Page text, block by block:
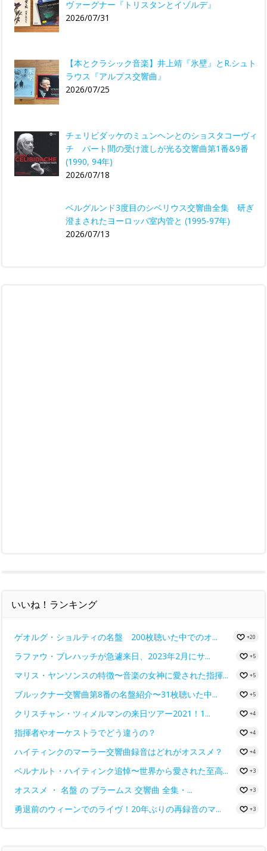
ヴァーグナー『トリスタンとイゾルデ』
2026/07/31
【本とクラシック音楽】井上靖『氷壁』とR.シュト
ラウス『アルプス交響曲』
2026/07/25
チェリビダッケのミュンヘンとのショスタコーヴィ
チ パート間の受け渡しが光る交響曲第1番&9番
(1990, 94年)
2026/07/18
ベルグルンド3度目のシベリウス交響曲全集 研ぎ
澄まされたヨーロッパ室内管と (1995-97年)
2026/07/13
いいね！ランキング
ゲオルグ・ショルティの名盤 200枚聴いた中でのオ... +20
ラファウ・ブレハッチが急遽来日、2023年2月にサ... +5
マリス・ヤンソンスの特徴〜音楽の女神に愛された指揮... +5
ブルックナー交響曲第8番の名盤紹介〜31枚聴いた中... +5
クリスチャン・ツィメルマンの来日ツアー2021！1... +4
指揮者やオーケストラでどう違うの？ +4
ハイティンクのマーラー交響曲録音はどれがオススメ？ +4
ベルナルト・ハイティンク追悼〜世界から愛された至高... +3
オススメ ・ 名盤 の ブラームス 交響曲 全集・... +3
勇退前のウィーンでのライヴ！20年ぶりの再録音のマ... +3